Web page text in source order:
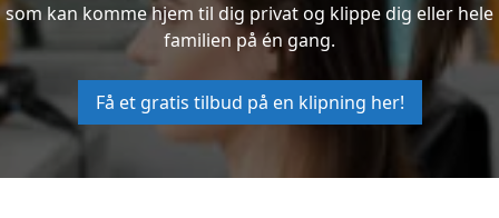
som kan komme hjem til dig privat og klippe dig eller hele
familien på én gang.
Få et gratis tilbud på en klipning her!